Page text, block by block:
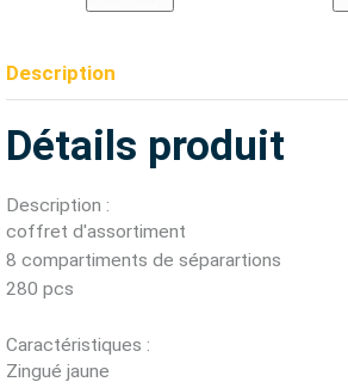
Description
Détails produit
Description :
coffret d'assortiment
8 compartiments de séparartions
280 pcs
Caractéristiques :
Zingué jaune